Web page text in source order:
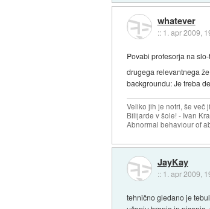
whatever
:: 1. apr 2009,
Povabi profesorja na
drugega relevantnega
backgroundu: Je treba
Veliko jih je notri, še več
Bilijarde v šole! - Ivan
Abnormal behaviour of
JayKay
:: 1. apr 2009,
tehnično gledano je